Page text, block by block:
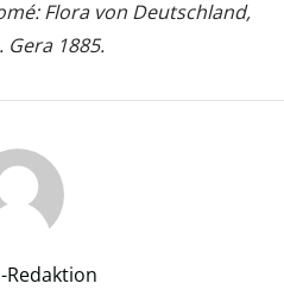
Flora von Deutschland,
1885.
Redaktion